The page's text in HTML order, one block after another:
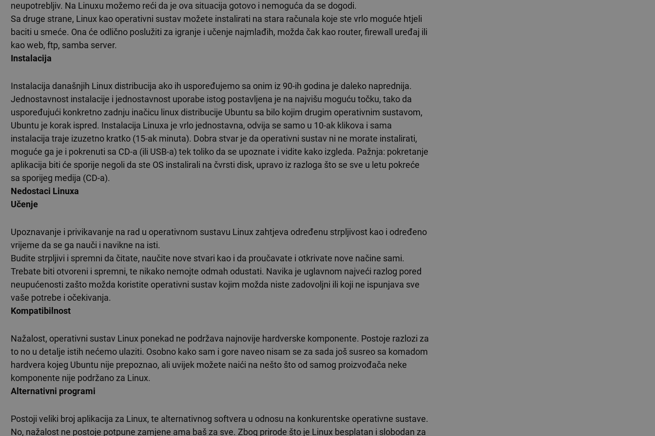
neupotrebljiv. Na Linuxu možemo reći da je ova situacija gotovo i nemoguća da se dogodi.
Sa druge strane, Linux kao operativni sustav možete instalirati na stara računala koje ste vrlo moguće htjeli
baciti u smeće. Ona će odlično poslužiti za igranje i učenje najmlađih, možda čak kao router, firewall uređaj ili
kao web, ftp, samba server.
Instalacija
Instalacija današnjih Linux distribucija ako ih uspoređujemo sa onim iz 90-ih godina je daleko naprednija.
Jednostavnost instalacije i jednostavnost uporabe istog postavljena je na najvišu moguću točku, tako da
uspoređujući konkretno zadnju inačicu linux distribucije Ubuntu sa bilo kojim drugim operativnim sustavom,
Ubuntu je korak ispred. Instalacija Linuxa je vrlo jednostavna, odvija se samo u 10-ak klikova i sama
instalacija traje izuzetno kratko (15-ak minuta). Dobra stvar je da operativni sustav ni ne morate instalirati,
moguće ga je i pokrenuti sa CD-a (ili USB-a) tek toliko da se upoznate i vidite kako izgleda. Pažnja: pokretanje
aplikacija biti će sporije negoli da ste OS instalirali na čvrsti disk, upravo iz razloga što se sve u letu pokreće
sa sporijeg medija (CD-a).
Nedostaci Linuxa
Učenje
Upoznavanje i privikavanje na rad u operativnom sustavu Linux zahtjeva određenu strpljivost kao i određeno
vrijeme da se ga nauči i navikne na isti.
Budite strpljivi i spremni da čitate, naučite nove stvari kao i da proučavate i otkrivate nove načine sami.
Trebate biti otvoreni i spremni, te nikako nemojte odmah odustati. Navika je uglavnom najveći razlog pored
neupućenosti zašto možda koristite operativni sustav kojim možda niste zadovoljni ili koji ne ispunjava sve
vaše potrebe i očekivanja.
Kompatibilnost
Nažalost, operativni sustav Linux ponekad ne podržava najnovije hardverske komponente. Postoje razlozi za
to no u detalje istih nećemo ulaziti. Osobno kako sam i gore naveo nisam se za sada još susreo sa komadom
hardvera kojeg Ubuntu nije prepoznao, ali uvijek možete naići na nešto što od samog proizvođača neke
komponente nije podržano za Linux.
Alternativni programi
Postoji veliki broj aplikacija za Linux, te alternativnog softvera u odnosu na konkurentske operativne sustave.
No, nažalost ne postoje potpune zamjene ama baš za sve. Zbog prirode što je Linux besplatan i slobodan za